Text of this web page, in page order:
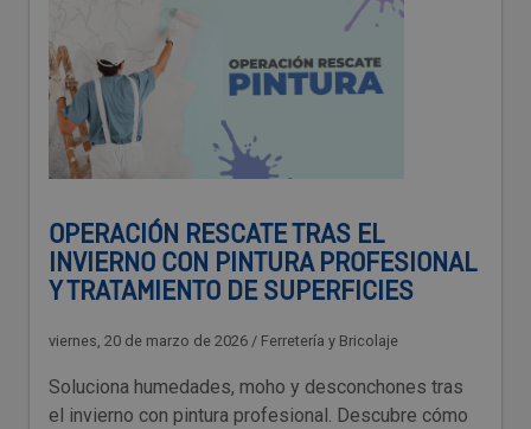
OPERACIÓN RESCATE TRAS EL
INVIERNO CON PINTURA PROFESIONAL
Y TRATAMIENTO DE SUPERFICIES
viernes, 20 de marzo de 2026 / Ferretería y Bricolaje
Soluciona humedades, moho y desconchones tras
el invierno con pintura profesional. Descubre cómo